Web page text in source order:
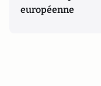
européenne